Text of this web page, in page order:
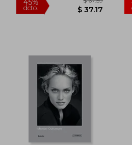
45%